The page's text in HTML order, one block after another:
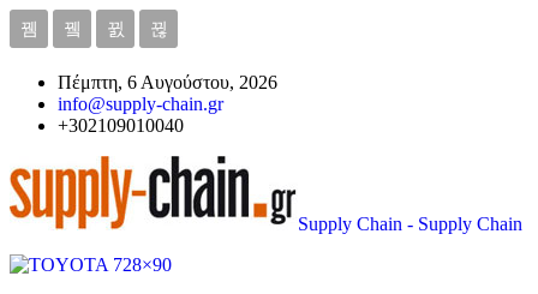
Πέμπτη, 6 Αυγούστου, 2026
info@supply-chain.gr
+302109010040
Supply Chain - Supply Chain